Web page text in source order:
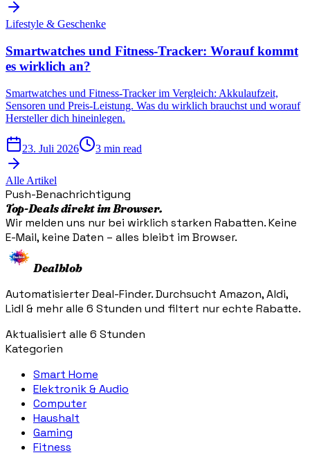
Lifestyle & Geschenke
Smartwatches und Fitness-Tracker: Worauf kommt
es wirklich an?
Smartwatches und Fitness-Tracker im Vergleich: Akkulaufzeit,
Sensoren und Preis-Leistung. Was du wirklich brauchst und worauf
Hersteller dich hineinlegen.
23. Juli 2026 3 min read
Alle Artikel
Push-Benachrichtigung
Top-Deals direkt im Browser.
Wir melden uns nur bei wirklich starken Rabatten. Keine
E-Mail, keine Daten – alles bleibt im Browser.
Dealblob
Automatisierter Deal-Finder. Durchsucht Amazon, Aldi,
Lidl & mehr alle 6 Stunden und filtert nur echte Rabatte.
Aktualisiert alle 6 Stunden
Kategorien
Smart Home
Elektronik & Audio
Computer
Haushalt
Gaming
Fitness